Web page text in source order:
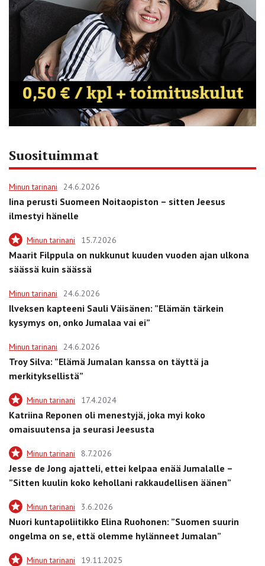
Suosituimmat
Minun tarinani 24.6.2026
Iina perusti Suomeen Noitaopiston – sitten Jeesus
ilmestyi hänelle
Minun tarinani 15.7.2026
Maarit Filppula on nukkunut kuuden vuoden ajan ulkona
säässä kuin säässä
Minun tarinani 24.6.2026
Ilveksen kapteeni Sauli Väisänen: ”Elämän tärkein
kysymys on, onko Jumalaa vai ei”
Minun tarinani 24.6.2026
Troy Silva: ”Elämä Jumalan kanssa on täyttä ja
merkityksellistä”
Minun tarinani 17.4.2024
Katriina Reponen oli menestyjä, joka myi koko
omaisuutensa ja seurasi Jeesusta
Minun tarinani 8.7.2026
Jesse de Jong ajatteli, ettei kelpaa enää Jumalalle –
”Sitten kuulin koko kehollani rakkaudellisen äänen”
Minun tarinani 3.6.2026
Nuori kuntapoliitikko Elina Ruohonen: ”Suomen suurin
ongelma on se, että olemme hylänneet Jumalan”
Minun tarinani 19.11.2025